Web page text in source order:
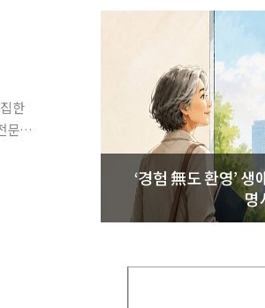
한
‘경험 無도 환영’ 생애
명